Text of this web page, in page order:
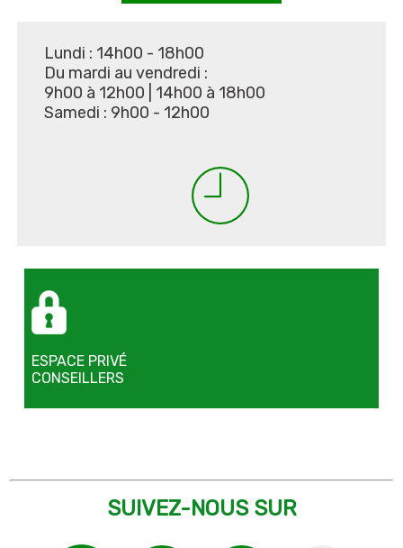
Lundi : 14h00 - 18h00
Du mardi au vendredi :
9h00 à 12h00
14h00 à 18h00
Samedi : 9h00 - 12h00
ESPACE PRIVÉ
CONSEILLERS
SUIVEZ-NOUS SUR